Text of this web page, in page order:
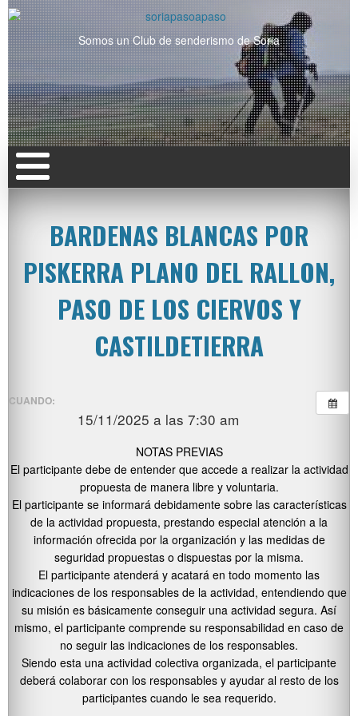
Somos un Club de senderismo de Soria
BARDENAS BLANCAS POR
PISKERRA PLANO DEL RALLON,
PASO DE LOS CIERVOS Y
CASTILDETIERRA
CUANDO:
15/11/2025 a las 7:30 am
NOTAS PREVIAS
El participante debe de entender que accede a realizar la actividad
propuesta de manera libre y voluntaria.
El participante se informará debidamente sobre las características
de la actividad propuesta, prestando especial atención a la
información ofrecida por la organización y las medidas de
seguridad propuestas o dispuestas por la misma.
El participante atenderá y acatará en todo momento las
indicaciones de los responsables de la actividad, entendiendo que
su misión es básicamente conseguir una actividad segura. Así
mismo, el participante comprende su responsabilidad en caso de
no seguir las indicaciones de los responsables.
Siendo esta una actividad colectiva organizada, el participante
deberá colaborar con los responsables y ayudar al resto de los
participantes cuando le sea requerido.